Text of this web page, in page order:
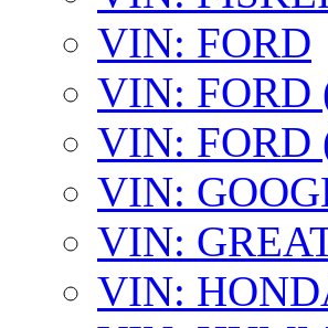
VIN: FORD
VIN: FORD
VIN: FORD
VIN:
VIN:
VIN: